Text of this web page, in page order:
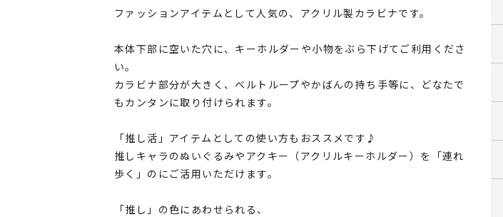
ファッションアイテムとして人気の、アクリル製カラビナです。
本体下部に空いた穴に、キーホルダーや小物をぶら下げてご利用くださ
い。
カラビナ部分が大きく、ベルトループやかばんの持ち手等に、どなたで
もカンタンに取り付けられます。
「推し活」アイテムとしての使い方もおススメです♪
推しキャラのぬいぐるみやアクキー（アクリルキーホルダー）を「連れ
歩く」のにご活用いただけます。
「推し」の色にあわせられる、